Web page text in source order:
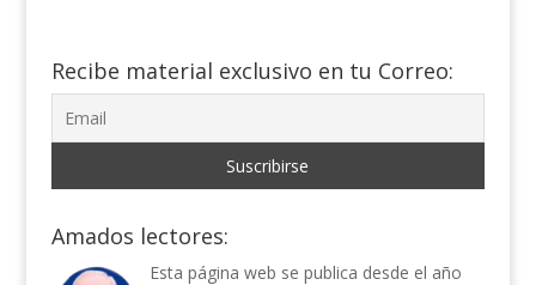
Recibe material exclusivo en tu Correo:
Amados lectores:
Esta página web se publica desde el año